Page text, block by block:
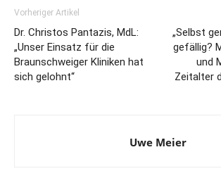
Vorheriger Artikel
Dr. Christos Pantazis, MdL:
„Unser Einsatz für die
Braunschweiger Kliniken hat
sich gelohnt“
„Selbst
gefällig?
und
Zeitalter
Uwe Meier